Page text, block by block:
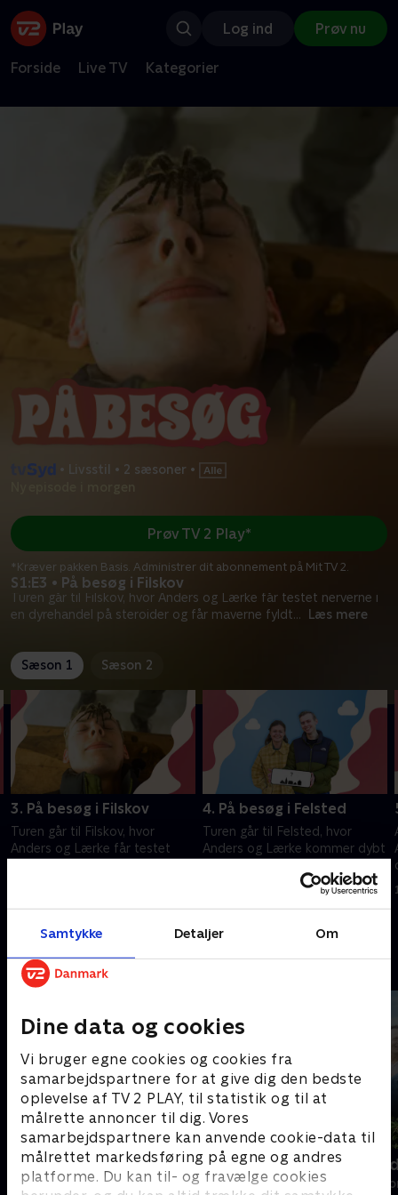
Samtykke Detaljer Om
Dine data og cookies
Vi bruger egne cookies og cookies fra
samarbejdspartnere for at give dig den bedste
oplevelse af TV 2 PLAY, til statistik og til at
målrette annoncer til dig. Vores
samarbejdspartnere kan anvende cookie-data til
målrettet markedsføring på egne og andres
platforme. Du kan til- og fravælge cookies
Log ind Prøv nu
Forside Live TV Kategorier
• Livsstil • 2 sæsoner •
S1:E3 • På besøg i Filskov
Turen går til Filskov, hvor Anders og Lærke får testet nerverne i
en dyrehandel på steroider og får maverne fyldt... Læs mere
Prøv TV 2 Play*
*Kræver pakken Basis. Administrer dit abonnement på Mit TV 2.
Sæson 1 Sæson 2
3. På besøg i Filskov
Turen går til Filskov, hvor
Anders og Lærke får testet
4. april 2026 • 10 min
4. På besøg i Felsted
Turen går til Felsted, hvor
Anders og Lærke kommer dybt
at give en buket og ender hos
et par med mange talenter.
18. april 2026 • 10 min
Andre så også
Linde på Langeland
Livsstil • 5 sæsoner
To ens -
Livsstil • 2